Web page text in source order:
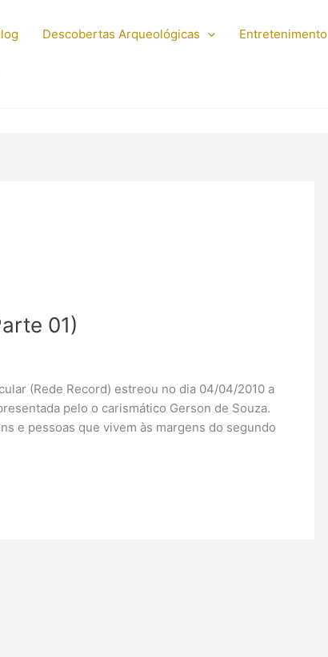
Descobertas Arqueológicas Entretenimento
01)
(Rede Record) estreou no dia 04/04/2010 a
pelo o carismático Gerson de Souza.
e pessoas que vivem às margens do segundo